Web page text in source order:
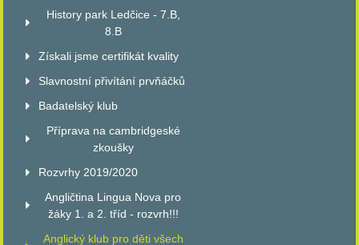
History park Ledčice - 7.B,
8.B
Získali jsme certifikát kvality
Slavnostní přivítání prvňáčků
Badatelský klub
Příprava na cambridgeské
zkoušky
Rozvrhy 2019/2020
Angličtina Lingua Nova pro
žáky 1. a 2. tříd - rozvrh!!!
Anglický klub pro děti všech